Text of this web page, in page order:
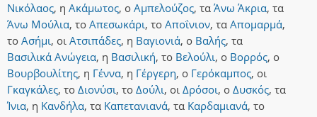
Νικόλαος, η Ακάμωτος, ο Αμπελούζος, τα Άνω Άκρια, τα
Άνω Μούλια, το Απεσωκάρι, το Αποΐνιον, τα Απομαρμά,
το Ασήμι, οι Ατσιπάδες, η Βαγιονιά, ο Βαλής, τα
Βασιλικά Ανώγεια, η Βασιλική, το Βελούλι, ο Βορρός, ο
Βουρβουλίτης, η Γέννα, η Γέργερη, ο Γερόκαμπος, οι
Γκαγκάλες, το Διονύσι, το Δούλι, οι Δρόσοι, ο Δυσκός, τα
Ίνια, η Κανδήλα, τα Καπετανιανά, τα Καρδαμιανά, το